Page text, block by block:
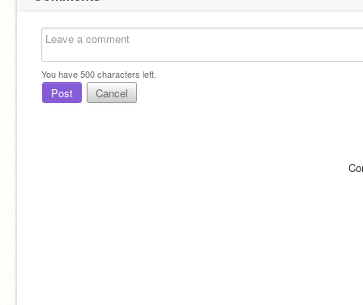
You have500characters left.
Post Cancel